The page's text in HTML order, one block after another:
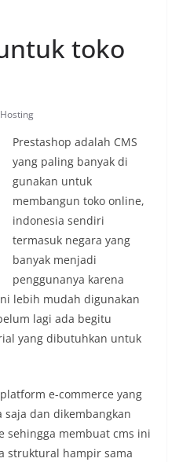
toko
Prestashop adalah CMS
yang paling banyak di
gunakan untuk
membangun toko online,
indonesia sendiri
termasuk negara yang
banyak menjadi
penggunanya karena
lebih mudah digunakan
lagi ada begitu
yang dibutuhkan untuk
e-commerce yang
dan dikembangkan
sehingga membuat cms ini
struktural hampir sama